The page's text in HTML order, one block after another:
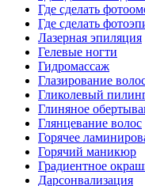
Где сделать
Где сделать
Лазерная эпиляция
Гелевые ногти
Гидромассаж
Глазирование
Гликолевый
Глиняное
Глянцевание волос
Горячее
Горячий маникюр
Градиентное
Дарсонвализация